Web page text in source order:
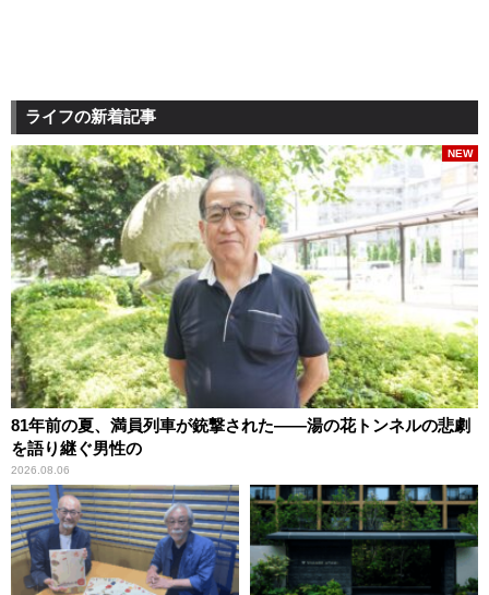
ライフの新着記事
81年前の夏、満員列車が銃撃された――湯の花トンネルの悲劇
を語り継ぐ男性の
2026.08.06
NEW